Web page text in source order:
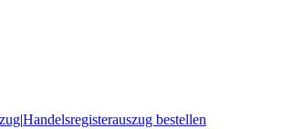
|Handelsregisterauszug bestellen